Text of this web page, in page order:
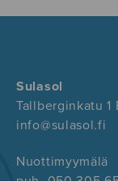
Sulasol
Tallberginkatu 1
info@sulasol.fi
Nuottimyymälä